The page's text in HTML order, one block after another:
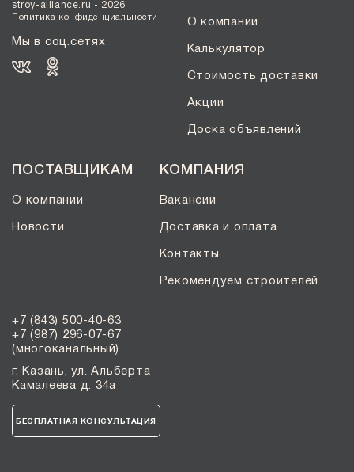
stroy-alliance.ru - 2026
Политика конфиденциальности
Мы в соц.сетях
О компании
Калькулятор
Стоимость доставки
Акции
Доска объявлений
ПОСТАВЩИКАМ
О компании
Новости
КОМПАНИЯ
Вакансии
Доставка и оплата
Контакты
Рекомендуем строителей
+7 (843) 500-40-63
+7 (987) 296-07-67
(многоканальный)
г. Казань, ул. Альберта
Камалеева д. 34а
БЕСПЛАТНАЯ КОНСУЛЬТАЦИЯ